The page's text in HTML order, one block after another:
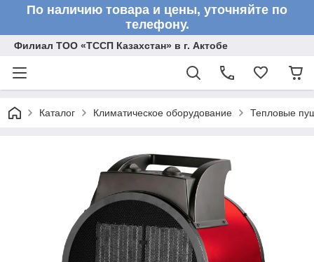
По наличию товара и цены, уточняйте по
телефону.
Филиал ТОО «ТССП Казахстан» в г. Актобе
Каталог Климатическое оборудование Тепловые